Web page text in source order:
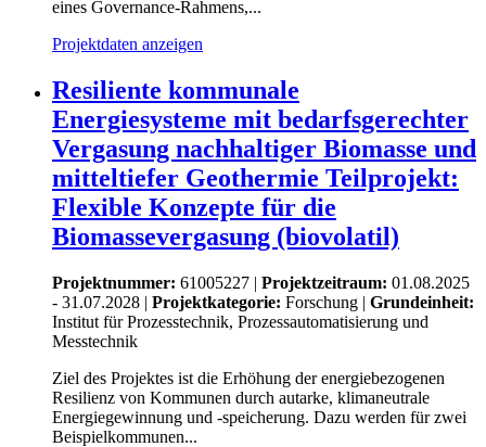
eines Governance-Rahmens,...
Projektdaten anzeigen
Resiliente kommunale
Energiesysteme mit bedarfsgerechter
Vergasung nachhaltiger Biomasse und
mitteltiefer Geothermie Teilprojekt:
Flexible Konzepte für die
Biomassevergasung (biovolatil)
Projektnummer: 61005227 | Projektzeitraum: 01.08.2025
- 31.07.2028 | Projektkategorie: Forschung | Grundeinheit:
Institut für Prozesstechnik, Prozessautomatisierung und
Messtechnik
Ziel des Projektes ist die Erhöhung der energiebezogenen
Resilienz von Kommunen durch autarke, klimaneutrale
Energiegewinnung und -speicherung. Dazu werden für zwei
Beispielkommunen...